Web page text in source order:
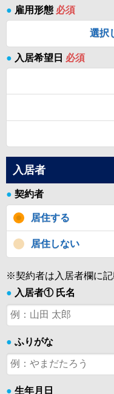
● 雇用形態 必須
選択
● 入居希望日 必須
入居者
● 契約者
居住する
居住しない
※契約者は入居者欄に記
● 入居者① 氏名
● ふりがな
● 生年月日